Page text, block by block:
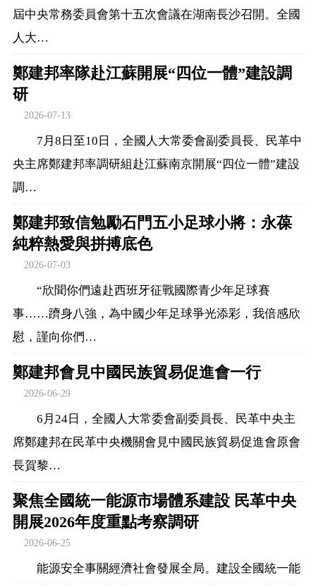
屆中央常務委員會第十五次會議在湖南長沙召開。全國
人大…
鄭建邦率隊赴江蘇開展“四位一體”建設調
研
2026-07-13
7月8日至10日，全國人大常委會副委員長、民革中
央主席鄭建邦率調研組赴江蘇南京開展“四位一體”建設
調…
鄭建邦致信勉勵石門五小足球小將：永葆
純粹熱愛與拼搏底色
2026-07-03
“欣聞你們遠赴西班牙征戰國際青少年足球賽
事……躋身八強，為中國少年足球爭光添彩，我倍感欣
慰，謹向你們…
鄭建邦會見中國民族貿易促進會一行
2026-06-29
6月24日，全國人大常委會副委員長、民革中央主
席鄭建邦在民革中央機關會見中國民族貿易促進會原會
長賀黎…
聚焦全國統一能源市場體系建設 民革中央
開展2026年度重點考察調研
2026-06-25
能源安全事關經濟社會發展全局。建設全國統一能